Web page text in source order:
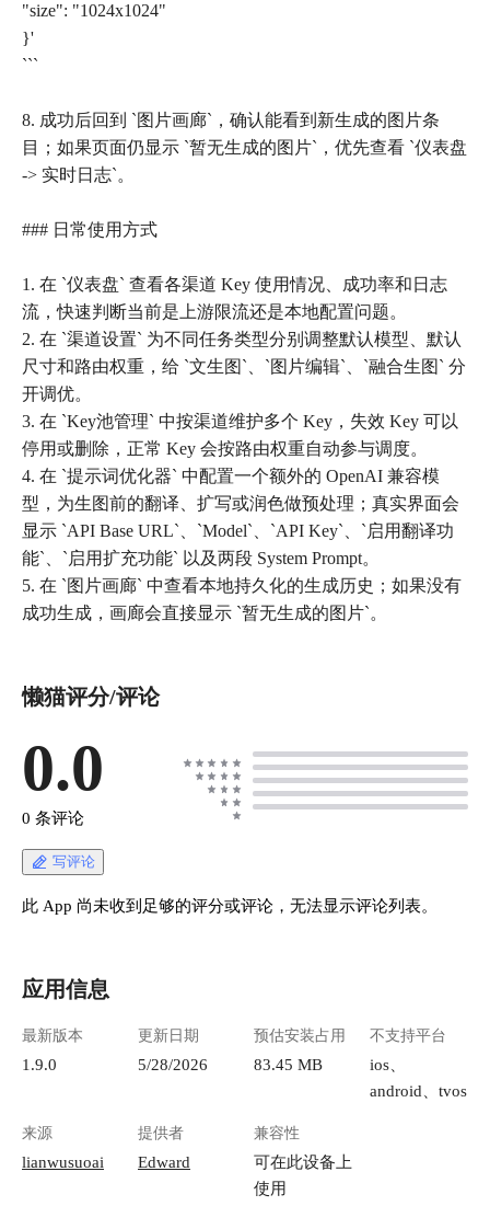
"size": "1024x1024"
}'
```
8. 成功后回到 `图片画廊`，确认能看到新生成的图片条
目；如果页面仍显示 `暂无生成的图片`，优先查看 `仪表盘
-> 实时日志`。
### 日常使用方式
1. 在 `仪表盘` 查看各渠道 Key 使用情况、成功率和日志
流，快速判断当前是上游限流还是本地配置问题。
2. 在 `渠道设置` 为不同任务类型分别调整默认模型、默认
尺寸和路由权重，给 `文生图`、`图片编辑`、`融合生图` 分
开调优。
3. 在 `Key池管理` 中按渠道维护多个 Key，失效 Key 可以
停用或删除，正常 Key 会按路由权重自动参与调度。
4. 在 `提示词优化器` 中配置一个额外的 OpenAI 兼容模
型，为生图前的翻译、扩写或润色做预处理；真实界面会
显示 `API Base URL`、`Model`、`API Key`、`启用翻译功
能`、`启用扩充功能` 以及两段 System Prompt。
5. 在 `图片画廊` 中查看本地持久化的生成历史；如果没有
成功生成，画廊会直接显示 `暂无生成的图片`。
懒猫评分/评论
0.0
0 条评论
写评论
此 App 尚未收到足够的评分或评论，无法显示评论列表。
应用信息
最新版本
1.9.0
更新日期
5/28/2026
预估安装占用
83.45 MB
不支持平台
ios、
android、tvos
来源
lianwusuoai
提供者
Edward
兼容性
可在此设备上
使用